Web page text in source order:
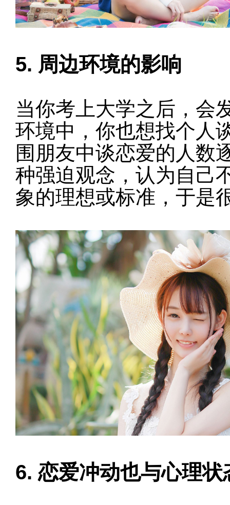
5. 周边环境的影响
当你考上大学之后，会
环境中，你也想找个人
围朋友中谈恋爱的人数
种强迫观念，认为自己
象的理想或标准，于是
6. 恋爱冲动也与心理状